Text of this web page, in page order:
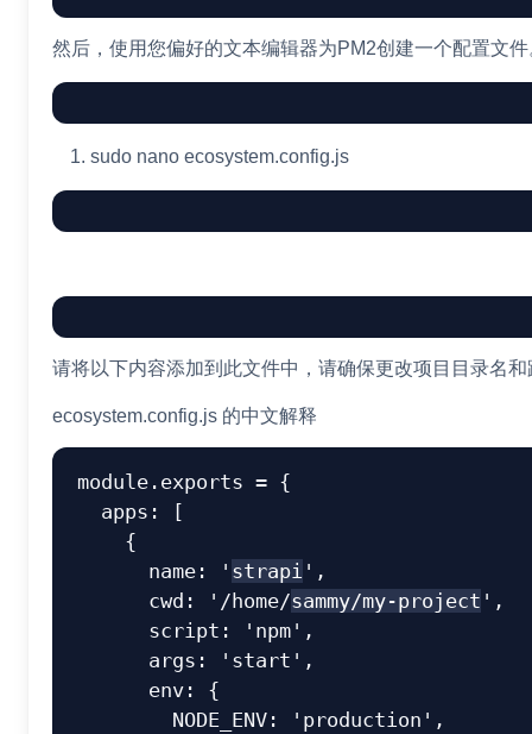
然后，使用您偏好的文本编辑器为PM2创建一个配置文
sudo nano ecosystem.config.js
请将以下内容添加到此文件中，请确保更改项目目录名
ecosystem.config.js 的中文解释
module . exports = {
apps :
[
{
name : ' strapi ' ,
cwd : '/home/sammy/my-project ' ,
script : 'npm' ,
args : 'start' ,
env :
{
NODE_ENV : 'production' ,